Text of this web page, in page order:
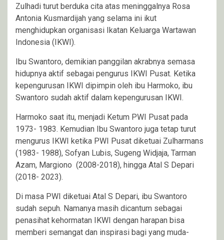
Zulhadi turut berduka cita atas meninggalnya Rosa
Antonia Kusmardijah yang selama ini ikut
menghidupkan organisasi Ikatan Keluarga Wartawan
Indonesia (IKWI).
Ibu Swantoro, demikian panggilan akrabnya semasa
hidupnya aktif sebagai pengurus IKWI Pusat. Ketika
kepengurusan IKWI dipimpin oleh ibu Harmoko, ibu
Swantoro sudah aktif dalam kepengurusan IKWI.
Harmoko saat itu, menjadi Ketum PWI Pusat pada
1973- 1983. Kemudian Ibu Swantoro juga tetap turut
mengurus IKWI ketika PWI Pusat diketuai Zulharmans
(1983- 1988), Sofyan Lubis, Sugeng Widjaja, Tarman
Azam, Margiono (2008-2018), hingga Atal S Depari
(2018- 2023).
Di masa PWI diketuai Atal S Depari, ibu Swantoro
sudah sepuh. Namanya masih dicantum sebagai
penasihat kehormatan IKWI dengan harapan bisa
memberi semangat dan inspirasi bagi yang muda-